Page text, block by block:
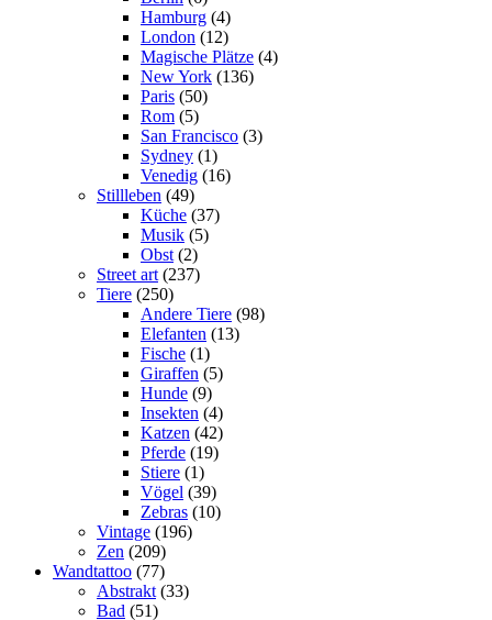
Hamburg (4)
London (12)
Magische Plätze (4)
New York (136)
Paris (50)
Rom (5)
San Francisco (3)
Sydney (1)
Venedig (16)
Stillleben (49)
Küche (37)
Musik (5)
Obst (2)
Street art (237)
Tiere (250)
Andere Tiere (98)
Elefanten (13)
Fische (1)
Giraffen (5)
Hunde (9)
Insekten (4)
Katzen (42)
Pferde (19)
Stiere (1)
Vögel (39)
Zebras (10)
Vintage (196)
Zen (209)
Wandtattoo (77)
Abstrakt (33)
Bad (51)